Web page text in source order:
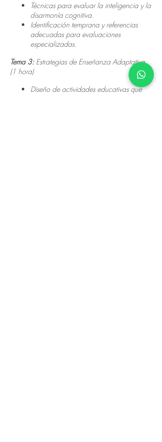
Técnicas para evaluar la inteligencia y la
disarmonía cognitiva.
Identificación temprana y referencias
adecuadas para evaluaciones
especializadas.
Tema 3: Estrategias de Enseñanza Adaptativa
(1 hora)
Diseño de actividades educativas que